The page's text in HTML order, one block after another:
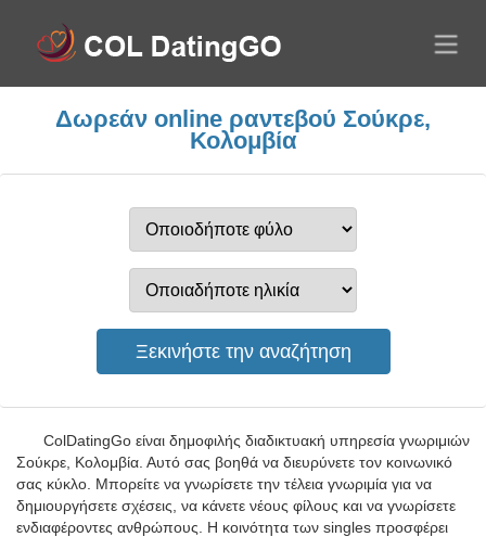
Δωρεάν online ραντεβού Σούκρε,
Κολομβία
ColDatingGo είναι δημοφιλής διαδικτυακή υπηρεσία γνωριμιών
Σούκρε, Κολομβία. Αυτό σας βοηθά να διευρύνετε τον κοινωνικό
σας κύκλο. Μπορείτε να γνωρίσετε την τέλεια γνωριμία για να
δημιουργήσετε σχέσεις, να κάνετε νέους φίλους και να γνωρίσετε
ενδιαφέροντες ανθρώπους. Η κοινότητα των singles προσφέρει